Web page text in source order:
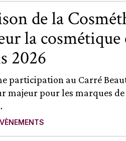
de la
la
2026
participation au Carré
majeur pour les marques